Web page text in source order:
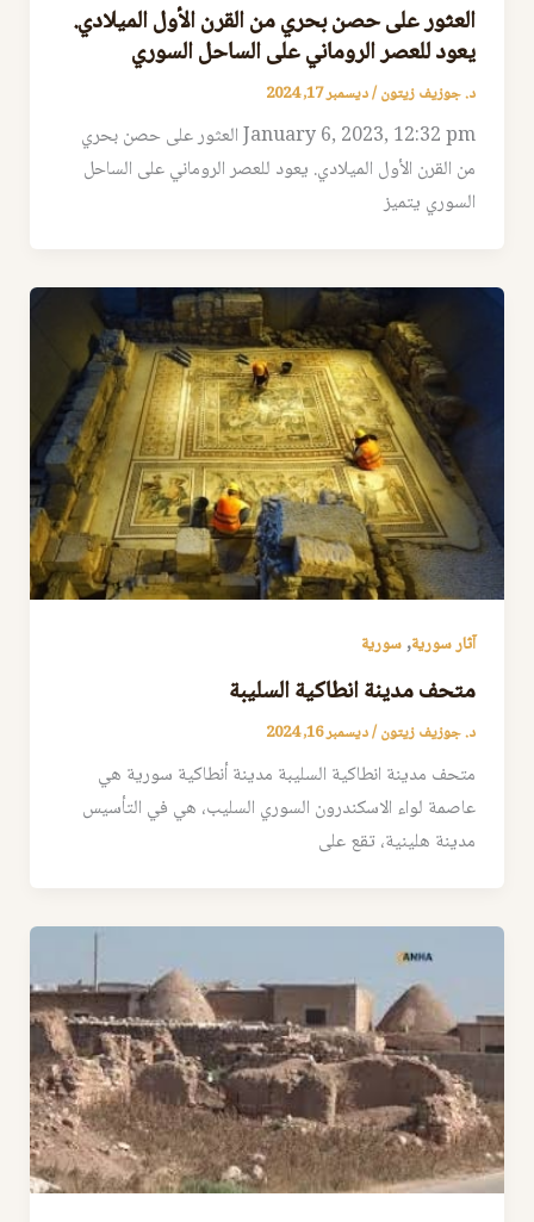
العثور على حصن بحري من القرن الأول الميلادي.
يعود للعصر الروماني على الساحل السوري
د. جوزيف زيتون/ديسمبر 17, 2024
January 6, 2023, 12:32 pm العثور على حصن بحري
من القرن الأول الميلادي. يعود للعصر الروماني على الساحل
السوري يتميز
آثار سورية,سورية
متحف مدينة انطاكية السليبة
د. جوزيف زيتون/ديسمبر 16, 2024
متحف مدينة انطاكية السليبة مدينة أنطاكية سورية هي
عاصمة لواء الاسكندرون السوري السليب، هي في التأسيس
مدينة هلينية، تقع على